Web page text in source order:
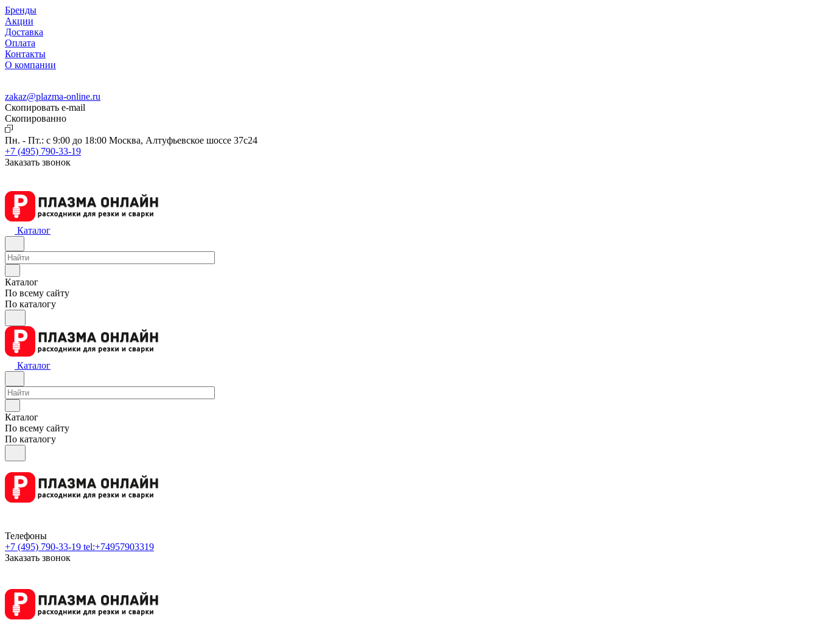
Бренды
Акции
Доставка
Оплата
Контакты
О компании
zakaz@plazma-online.ru
Скопировать e-mail
Cкопированно
Пн. - Пт.: с 9:00 до 18:00 Москва, Алтуфьевское шоссе 37с24
+7 (495) 790-33-19
Заказать звонок
Каталог
Каталог
По всему сайту
По каталогу
Каталог
Каталог
По всему сайту
По каталогу
Телефоны
+7 (495) 790-33-19 tel:+74957903319
Заказать звонок